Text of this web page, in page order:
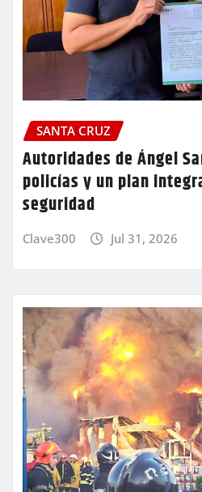
SANTA CRUZ
Autoridades de Ángel
policías y un plan
seguridad
Clave300 Jul 31, 2026